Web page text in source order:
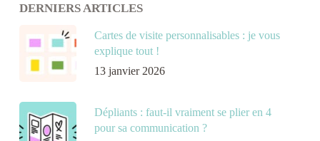
DERNIERS ARTICLES
Cartes de visite personnalisables : je vous
explique tout !
13 janvier 2026
Dépliants : faut-il vraiment se plier en 4
pour sa communication ?